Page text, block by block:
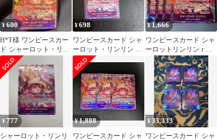
¥600
H*T様 ワンピースカー
ド シャーロット・リン
リン R パラレル OP11-
07
¥698
ワンピースカード シャ
ーロット・リンリン R
パラレル 神速の拳
¥1,666
ワンピースカード シャ
ーロットリンリン r パ
ラレル
¥ 777
シャーロット・リンリ
¥1,888
ワンピースカード シャ
¥33,333
ワンピースカード シャ